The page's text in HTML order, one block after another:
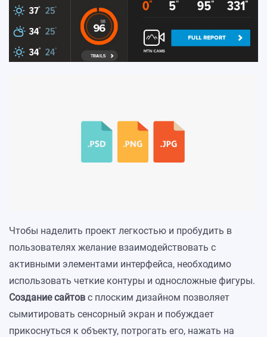
Чтобы наделить проект легкостью и пробудить в
пользователях желание взаимодействовать с
активными элементами интерфейса, необходимо
использовать четкие контуры и односложные фигуры.
Создание сайтов с плоским дизайном позволяет
сымитировать сенсорный экран и побуждает
прикоснуться к объекту, потрогать его, нажать на